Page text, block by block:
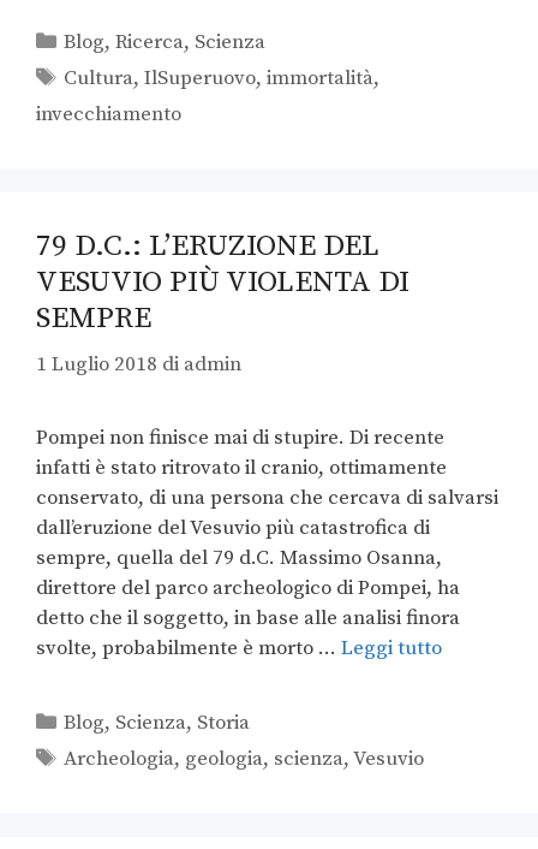
Blog,Ricerca, Scienza
Cultura,IlSuperuovo,immortalità,
invecchiamento
79 D.C.: L’ERUZIONE DEL
VESUVIO PIÙ VIOLENTA DI
SEMPRE
1 Luglio 2018 di admin
Pompei non finisce mai di stupire. Di recente
infatti è stato ritrovato il cranio, ottimamente
conservato, di una persona che cercava di salvarsi
dall’eruzione del Vesuvio più catastrofica di
sempre, quella del 79 d.C. Massimo Osanna,
direttore del parco archeologico di Pompei, ha
detto che il soggetto, in base alle analisi finora
svolte, probabilmente è morto … Leggi tutto
Blog, Scienza, Storia
Archeologia, geologia, scienza,Vesuvio